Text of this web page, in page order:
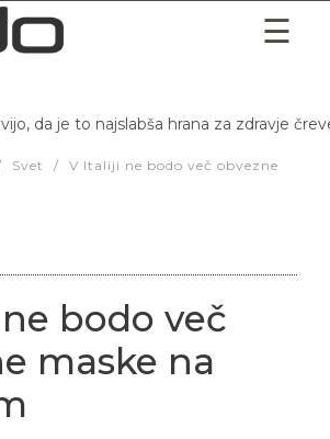
da je to najslabša hrana za zdravje
Svet /
V Italiji ne bodo več obvezne
bodo več
maske na